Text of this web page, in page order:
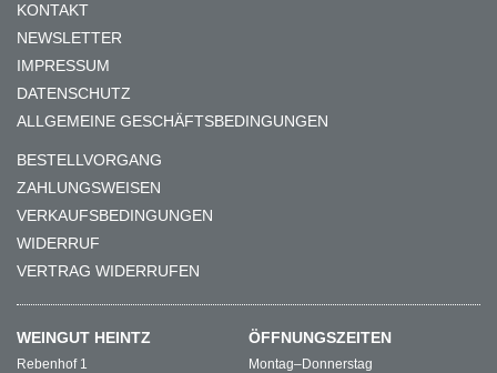
KONTAKT
NEWSLETTER
IMPRESSUM
DATENSCHUTZ
ALLGEMEINE GESCHÄFTSBEDINGUNGEN
BESTELLVORGANG
ZAHLUNGSWEISEN
VERKAUFSBEDINGUNGEN
WIDERRUF
VERTRAG WIDERRUFEN
WEINGUT HEINTZ
Rebenhof 1
ÖFFNUNGS­ZEITEN
Montag–Donnerstag